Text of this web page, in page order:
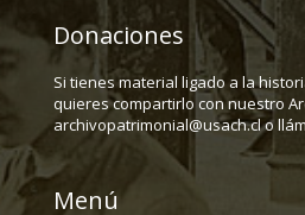
Donaciones
Si tienes material ligado a la
quieres compartirlo con nuestro
archivopatrimonial@usach.cl o
Menú